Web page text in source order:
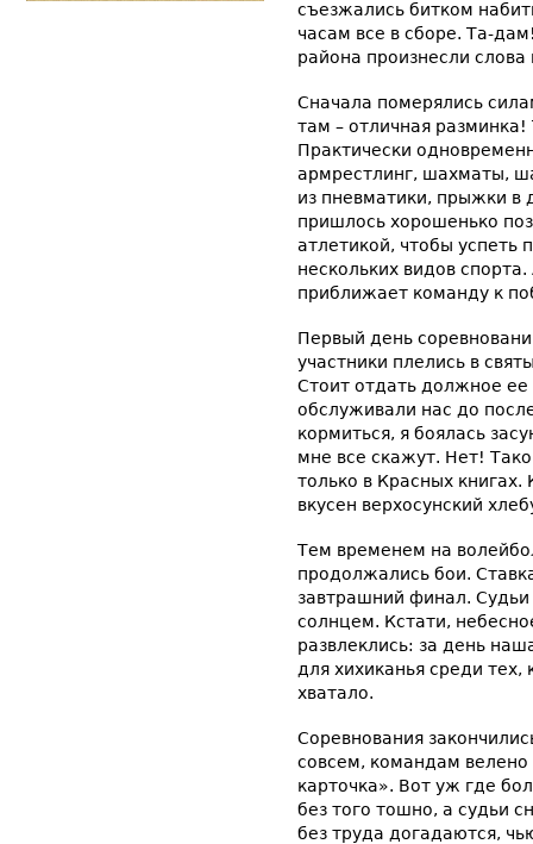
съезжались битком
часам все в сборе. Та-
района произнесли слова
Сначала померялись
там – отличная
Практически
армрестлинг, шахматы,
из пневматики, прыжки в
пришлось хорошенько
атлетикой, чтобы успеть
нескольких видов
приближает команду к
Первый день
участники плелись в
Стоит отдать должное
обслуживали нас до
кормиться, я боялась
мне все скажут. Нет!
только в Красных
вкусен верхосунский
Тем временем на
продолжались бои.
завтрашний финал.
солнцем. Кстати,
развлеклись: за день
для хихиканья среди
хватало.
Соревнования
совсем, командам велено
карточка». Вот уж где
без того тошно, а судьи
без труда догадаются,